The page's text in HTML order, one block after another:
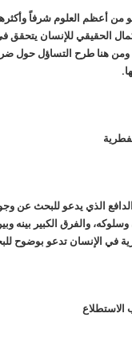
من أعظم العلوم شرفاً
الحقيقي للإنسان
ومن هنا طرح التساؤل حول
الذي يدعو للبحث عن وجود
وسلوكه، والفرق الكبير بينه
في الإنسان تدعو بوضوح
الاستطلاع‏